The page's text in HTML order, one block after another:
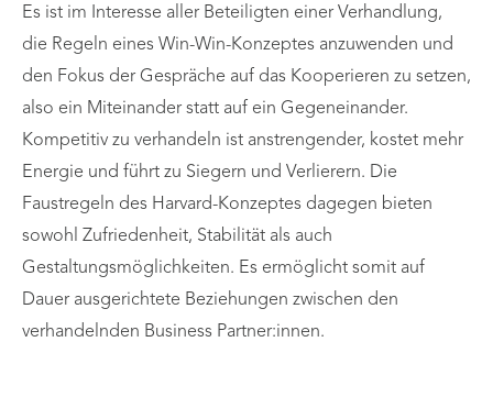
Es ist im Interesse aller Beteiligten einer Verhandlung,
die Regeln eines Win-Win-Konzeptes anzuwenden und
den Fokus der Gespräche auf das Kooperieren zu setzen,
also ein Miteinander statt auf ein Gegeneinander.
Kompetitiv zu verhandeln ist anstrengender, kostet mehr
Energie und führt zu Siegern und Verlierern. Die
Faustregeln des Harvard-Konzeptes dagegen bieten
sowohl Zufriedenheit, Stabilität als auch
Gestaltungsmöglichkeiten. Es ermöglicht somit auf
Dauer ausgerichtete Beziehungen zwischen den
verhandelnden Business Partner:innen.